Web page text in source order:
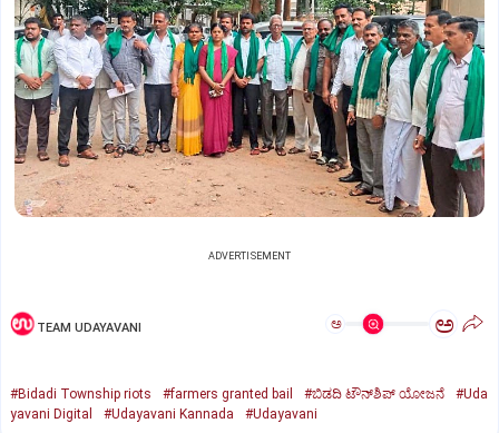
ADVERTISEMENT
TEAM UDAYAVANI ಅ ಅ
#Bidadi Township riots #farmers granted bail #ಬಿಡದಿ ಟೌನ್‌ಶಿಪ್‌ ಯೋಜನೆ
#Uda
yavani Digital
#Udayavani Kannada #Udayavani